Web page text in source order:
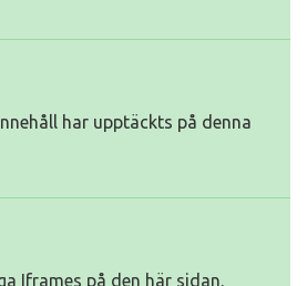
har upptäckts på denna
Iframes på den här sidan.